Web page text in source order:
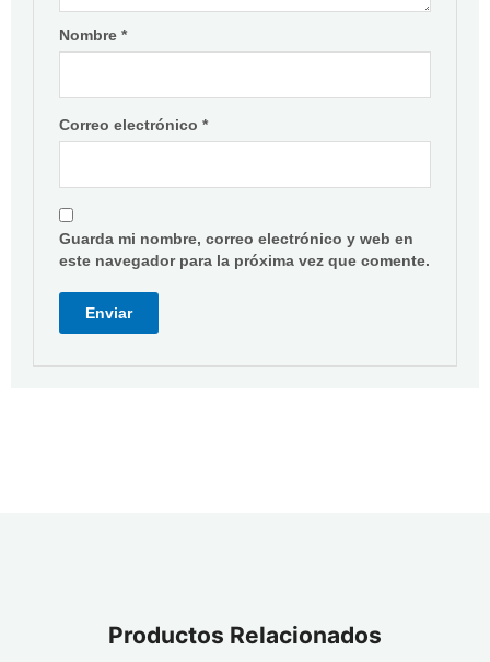
Nombre*
Correo electrónico*
Guarda mi nombre, correo electrónico y web en
este navegador para la próxima vez que comente.
Productos Relacionados